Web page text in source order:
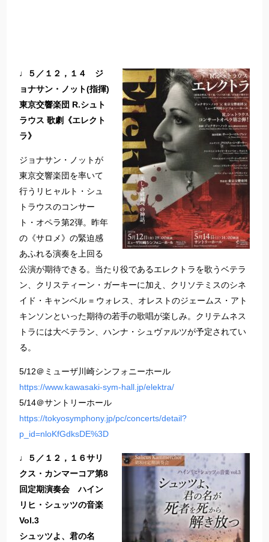
♩５／１２，１４ ジ
ョナサン・ノット(指揮)
東京交響楽団 R.シュト
ラウス 歌劇《エレクト
ラ》
ジョナサン・ノットが
東京交響楽団を率いて
行うリヒャルト・シュ
トラウスのコンサー
ト・オペラ第2弾。昨年
の《サロメ》の緊迫感
あふれる演奏を上回る
公演が期待できる。当たり役であるエレクトラを歌うベテラ
ン、クリスティーン・ガーキーに加え、クリソテミスのシネ
イド・キャンベル = ウォレス、オレストのジェームス・アト
キンソンといった期待の若手の歌唱が楽しみ。クリテムネス
トラには大ベテラン、ハンナ・シュヴァルツが予定されてい
る。
5/12＠ミューザ川崎シンフォニーホール
https://www.kawasaki-sym-hall.jp/elektra/
5/14＠サントリーホール
https://tokyosymphony.jp/pc/concerts/detail?
p_id=nloKfGdksDE%3D
♩５／１２，１６サリ
クス・カンマーコア第8
回定期演奏会 ハイン
リヒ・シュッツの音楽
Vol.3
シュッツよ、君の名